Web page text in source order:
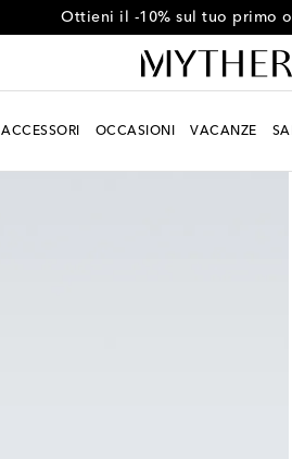
Ottieni il -10% sul tuo primo
ACCESSORI OCCASIONI VACANZE